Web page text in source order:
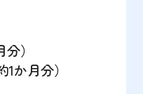
）
か月分）